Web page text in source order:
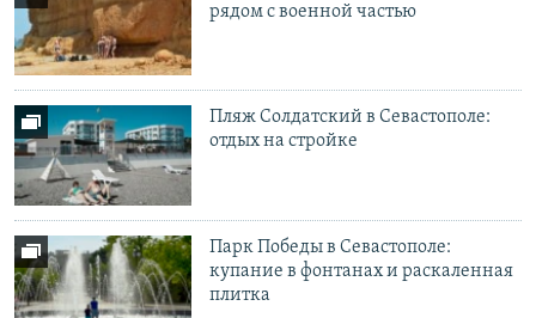
рядом с военной частью
Пляж Солдатский в Севастополе:
отдых на стройке
Парк Победы в Севастополе:
купание в фонтанах и раскаленная
плитка